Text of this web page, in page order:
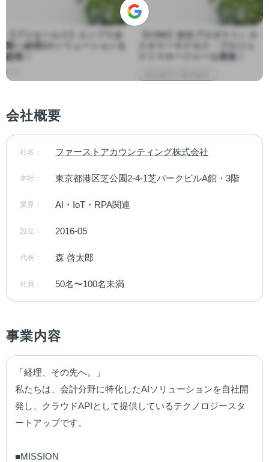
業へ経理DXソリューションを
提案！
クトマネージャーを募集！
会社概要
社名： ファーストアカウンティング株式会社
本社： 東京都港区芝公園2-4-1芝パークビルA館・3階
業界： AI・IoT・RPA関連
設立： 2016-05
代表： 森 啓太郎
社員： 50名〜100名未満
事業内容
「経理、その先へ。」
私たちは、会計分野に特化したAIソリューションを自社開
発し、クラウドAPIとして提供しているテクノロジースタ
ートアップです。
■MISSION